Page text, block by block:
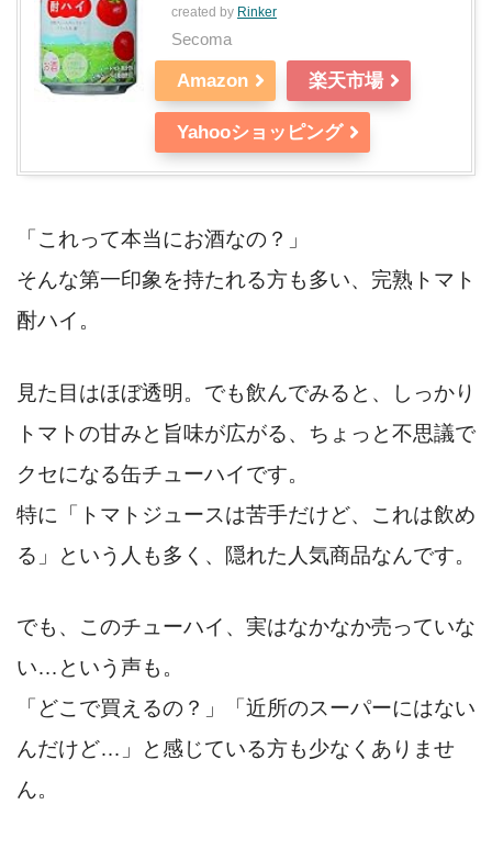
created by Rinker
Secoma
Amazon 楽天市場
Yahooショッピング
「これって本当にお酒なの？」
そんな第一印象を持たれる方も多い、完熟トマト
酎ハイ。
見た目はほぼ透明。でも飲んでみると、しっかり
トマトの甘みと旨味が広がる、ちょっと不思議で
クセになる缶チューハイです。
特に「トマトジュースは苦手だけど、これは飲め
る」という人も多く、隠れた人気商品なんです。
でも、このチューハイ、実はなかなか売っていな
い…という声も。
「どこで買えるの？」「近所のスーパーにはない
んだけど…」と感じている方も少なくありませ
ん。